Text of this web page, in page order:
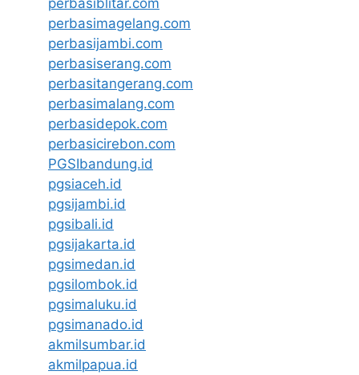
perbasimagelang.com
perbasijambi.com
perbasiserang.com
perbasitangerang.com
perbasimalang.com
perbasidepok.com
perbasicirebon.com
PGSIbandung.id
pgsiaceh.id
pgsijambi.id
pgsibali.id
pgsijakarta.id
pgsimedan.id
pgsilombok.id
pgsimaluku.id
pgsimanado.id
akmilsumbar.id
akmilpapua.id